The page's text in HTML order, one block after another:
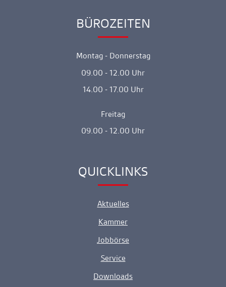
Ankerlink
BÜROZEITEN
Montag - Donnerstag
09.00 - 12.00 Uhr
14.00 - 17.00 Uhr
Freitag
09.00 - 12.00 Uhr
Ankerlink
QUICKLINKS
Aktuelles
Kammer
Jobbörse
Service
Downloads